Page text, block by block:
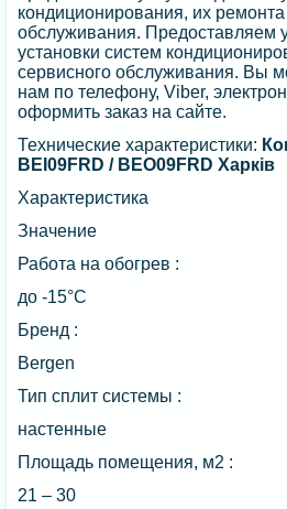
кондиционирования, их
обслуживания. Предоставляем
установки систем
сервисного обслуживания. Вы
нам по телефону, Viber,
оформить заказ на сайте.
Технические характеристики:
BEI09FRD / BEO09FRD Харків
Характеристика
Значение
Работа на обогрев :
до -15°C
Бренд :
Bergen
Тип сплит системы :
настенные
Площадь помещения, м2 :
21 – 30